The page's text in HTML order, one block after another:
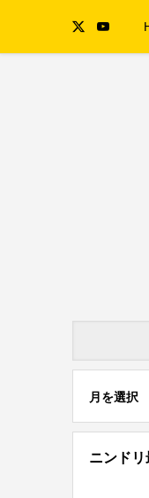
月を選択
ニンド